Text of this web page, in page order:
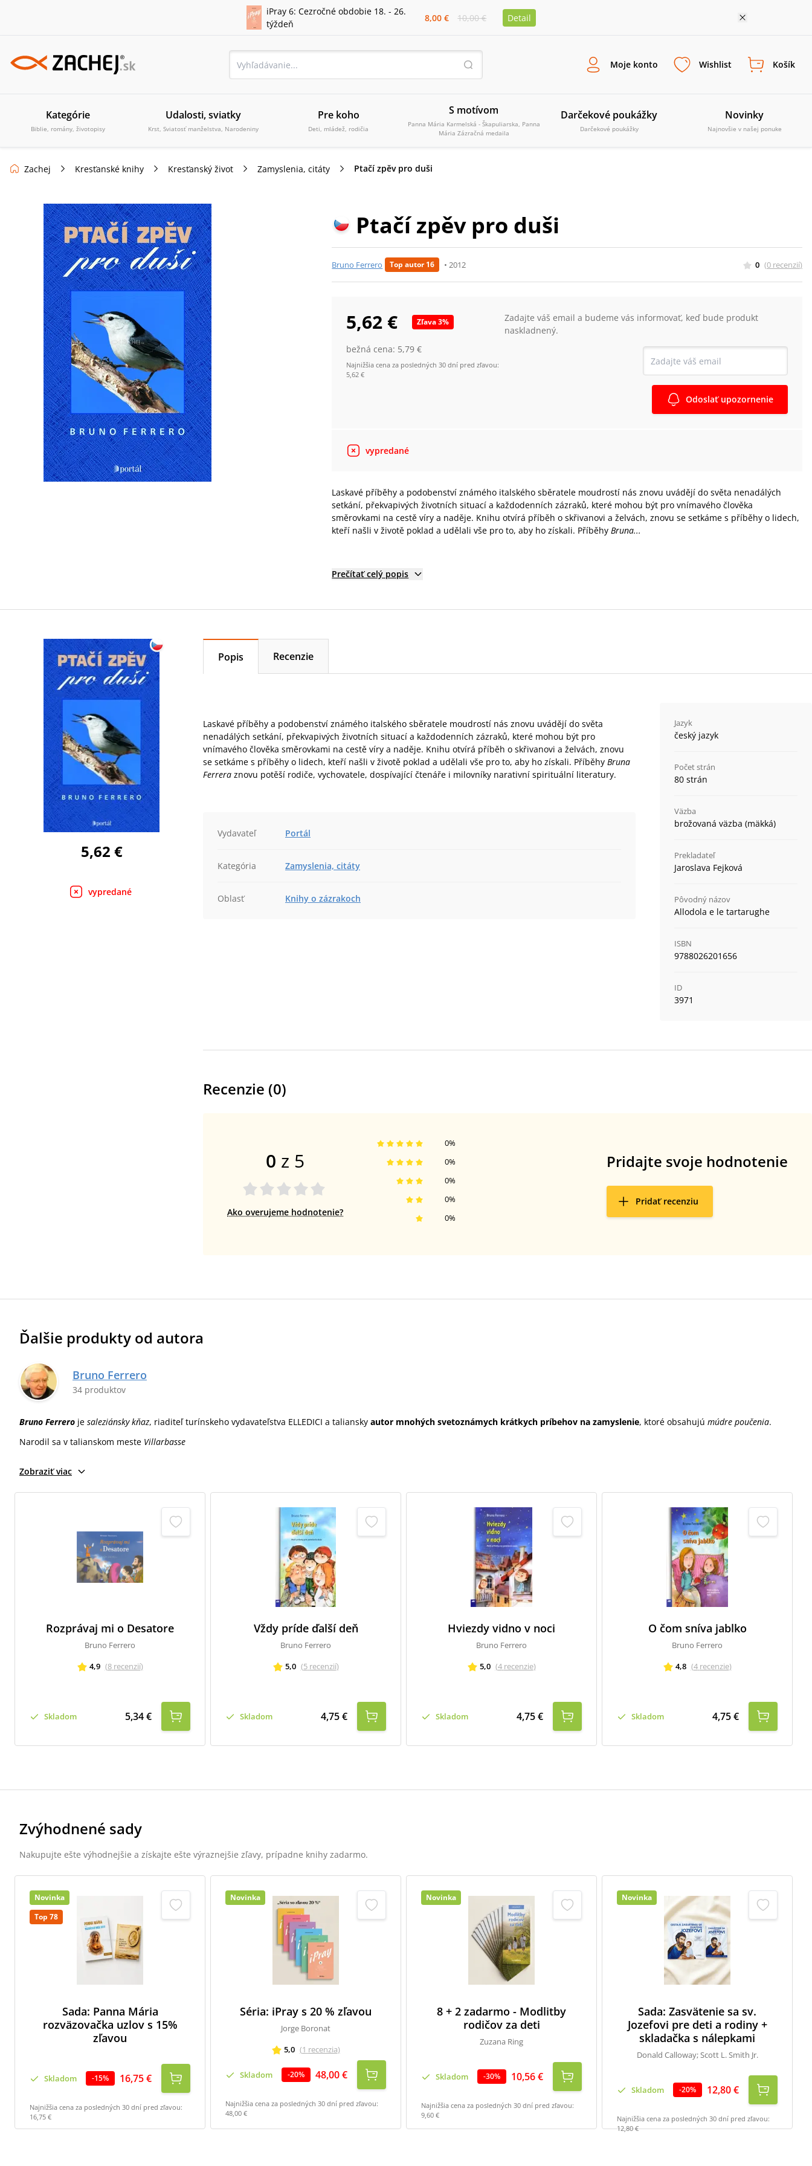
iPray 6: Cezročné obdobie 18. - 26.
týždeň
8,00 € 10,00 € Detail
Moje konto Wishlist Košík
Kategórie
Biblie, romány, životopisy
Udalosti, sviatky
Krst, Sviatosť manželstva, Narodeniny
Pre koho
Deti, mládež, rodičia
S motívom
Panna Mária Karmelská - Škapuliarska, Panna
Mária Zázračná medaila
Darčekové poukážky
Darčekové poukážky
Novinky
Najnovšie v našej ponuke
Zachej Kresťanské knihy Kresťanský život Zamyslenia, citáty Ptačí zpěv pro duši
Ptačí zpěv pro duši
Bruno Ferrero Top autor 16 • 2012 0 (0 recenzií)
5,62 € Zľava3%
bežná cena: 5,79 €
Najnižšia cena za posledných 30 dní pred zľavou:
5,62 €
Zadajte váš email a budeme vás informovať, keď bude produkt
naskladnený.
Odoslať upozornenie
vypredané
Laskavé příběhy a podobenství známého italského sběratele moudrostí nás znovu uvádějí do světa nenadálých
setkání, překvapivých životních situací a každodenních zázraků, které mohou být pro vnímavého člověka
směrovkami na cestě víry a naděje. Knihu otvírá příběh o skřivanovi a želvách, znovu se setkáme s příběhy o lidech,
kteří našli v životě poklad a udělali vše pro to, aby ho získali. PříběhyBruna...
Prečítať celý popis
5,62 €
vypredané
Popis Recenzie
Laskavé příběhy a podobenství známého italského sběratele moudrostí nás znovu uvádějí do světa
nenadálých setkání, překvapivých životních situací a každodenních zázraků, které mohou být pro
vnímavého člověka směrovkami na cestě víry a naděje. Knihu otvírá příběh o skřivanovi a želvách, znovu
se setkáme s příběhy o lidech, kteří našli v životě poklad a udělali vše pro to, aby ho získali. Příběhy Bruna
Ferrera znovu potěší rodiče, vychovatele, dospívající čtenáře i milovníky narativní spirituální literatury.
Vydavateľ Portál
Kategória Zamyslenia, citáty
Oblasť Knihy o zázrakoch
Jazyk
český jazyk
Počet strán
80 strán
Väzba
brožovaná väzba (mäkká)
Prekladateľ
Jaroslava Fejková
Pôvodný názov
Allodola e le tartarughe
ISBN
9788026201656
ID
3971
Recenzie (0)
0 z 5
Ako overujeme hodnotenie? 0%
0%
0%
0%
0%
Pridajte svoje hodnotenie
Pridať recenziu
Ďalšie produkty od autora
Bruno Ferrero
34 produktov
Bruno Ferrero je saleziánsky kňaz, riaditeľ turínskeho vydavateľstva ELLEDICI a taliansky autor mnohých svetoznámych krátkych príbehov na zamyslenie, ktoré obsahujú múdre poučenia.
Narodil sa v talianskom meste Villarbasse
Zobraziť viac
Rozprávaj mi o Desatore
Bruno Ferrero
4,9 (8 recenzií)
Skladom 5,34 €
Vždy príde ďalší deň
Bruno Ferrero
5,0 (5 recenzií)
Skladom 4,75 €
Hviezdy vidno v noci
Bruno Ferrero
5,0 (4 recenzie)
Skladom 4,75 €
O čom sníva jablko
Bruno Ferrero
4,8 (4 recenzie)
Skladom 4,75 €
Zvýhodnené sady
Nakupujte ešte výhodnejšie a získajte ešte výraznejšie zľavy, prípadne knihy zadarmo.
Novinka
Top 78
Sada: Panna Mária
rozväzovačka uzlov s 15%
zľavou
Skladom -15% 16,75 €
Najnižšia cena za posledných 30 dní pred zľavou:
16,75 €
Novinka
Séria: iPray s 20 % zľavou
Jorge Boronat
5,0 (1 recenzia)
Skladom -20% 48,00 €
Najnižšia cena za posledných 30 dní pred zľavou:
48,00 €
Novinka
8 + 2 zadarmo - Modlitby
rodičov za deti
Zuzana Ring
Skladom -30% 10,56 €
Najnižšia cena za posledných 30 dní pred zľavou:
9,60 €
Novinka
Sada: Zasvätenie sa sv.
Jozefovi pre deti a rodiny +
skladačka s nálepkami
Donald Calloway; Scott L. Smith Jr.
Skladom -20% 12,80 €
Najnižšia cena za posledných 30 dní pred zľavou:
12,80 €